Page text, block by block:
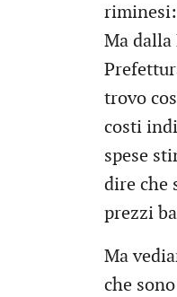
riminesi:
Ma
trovo
costi
spese
dire che
prezzi
Ma
che